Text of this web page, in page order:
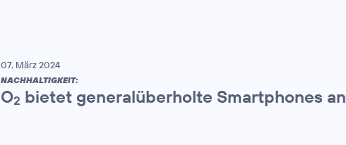
07. März 2024
NACHHALTIGKEIT:
O2 bietet generalüberholte Smartphones an